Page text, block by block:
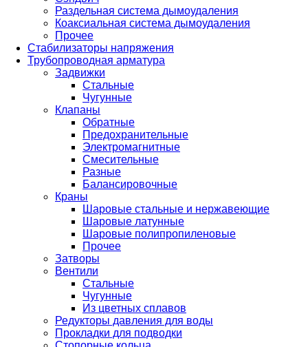
Раздельная система дымоудаления
Коаксиальная система дымоудаления
Прочее
Стабилизаторы напряжения
Трубопроводная арматура
Задвижки
Стальные
Чугунные
Клапаны
Обратные
Предохранительные
Электромагнитные
Смесительные
Разные
Балансировочные
Краны
Шаровые стальные и нержавеющие
Шаровые латунные
Шаровые полипропиленовые
Прочее
Затворы
Вентили
Стальные
Чугунные
Из цветных сплавов
Редукторы давления для воды
Прокладки для подводки